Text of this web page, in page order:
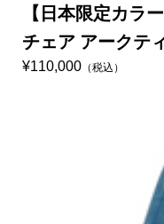
【日本限定カラ
チェア アークテ
¥110,000（税込）